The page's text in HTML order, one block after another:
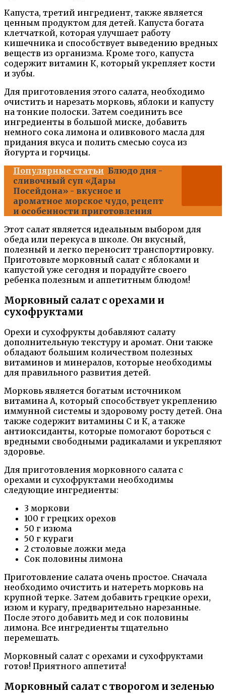
Капуста, третий ингредиент, также является
ценным продуктом для детей. Капуста богата
клетчаткой, которая улучшает работу
кишечника и способствует выведению вредных
веществ из организма. Кроме того, капуста
содержит витамин К, который укрепляет кости
и зубы.
Для приготовления этого салата, необходимо
очистить и нарезать морковь, яблоки и капусту
на тонкие полоски. Затем соединить все
ингредиенты в большой миске, добавить
немного сока лимона и оливкового масла для
придания вкуса и полить смесью соуса из
йогурта и горчицы.
Популярные статьи Блюдо дня -
сливочный суп «Дары
Посейдона» - вкусное и
ароматное морское чудо, рецепт
и особенности приготовления
Этот салат является идеальным выбором для
обеда или перекуса в школе. Он вкусный,
полезный и легко переносит транспортировку.
Приготовьте морковный салат с яблоками и
капустой уже сегодня и порадуйте своего
ребенка полезным и аппетитным блюдом!
Морковный салат с орехами и
сухофруктами
Орехи и сухофрукты добавляют салату
дополнительную текстуру и аромат. Они также
обладают большим количеством полезных
витаминов и минералов, которые необходимы
для правильного развития детей.
Морковь является богатым источником
витамина A, который способствует укреплению
иммунной системы и здоровому росту детей. Она
также содержит витамины C и К, а также
антиоксиданты, которые помогают бороться с
вредными свободными радикалами и укрепляют
здоровье.
Для приготовления морковного салата с
орехами и сухофруктами необходимы
следующие ингредиенты:
3 моркови
100 г грецких орехов
50 г изюма
50 г кураги
2 столовые ложки меда
Сок половины лимона
Приготовление салата очень простое. Сначала
необходимо очистить и натереть морковь на
крупной терке. Затем добавить грецкие орехи,
изюм и курагу, предварительно нарезанные.
После этого добавить мед и сок половины
лимона. Все ингредиенты тщательно
перемешать.
Морковный салат с орехами и сухофруктами
готов! Приятного аппетита!
Морковный салат с творогом и зеленью